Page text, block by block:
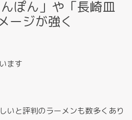
んぽん」や「長崎皿
ージが強く
ます
いと評判のラーメンも数多くあり